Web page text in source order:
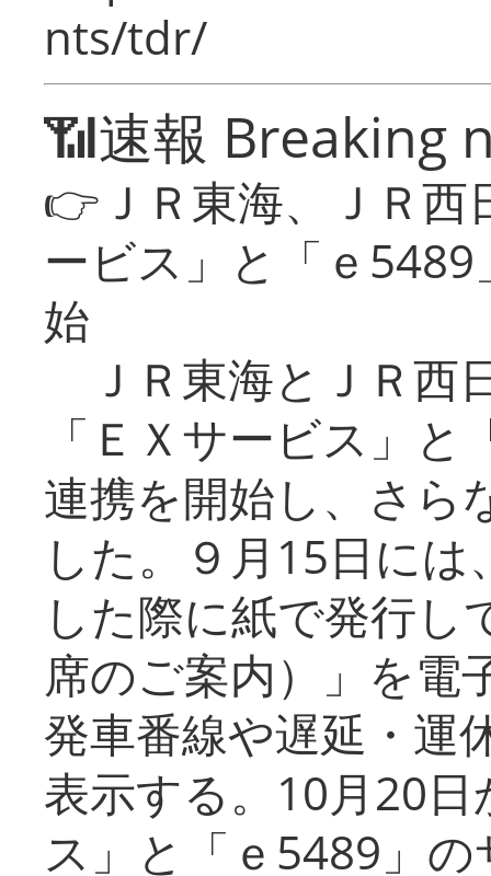
nts/tdr/
📶速報 Breaking
👉ＪＲ東海、ＪＲ
ービス」と「ｅ
始
ＪＲ東海とＪＲ西
「ＥＸサービス」
連携を開始し、さら
した。９月15日に
した際に紙で発行し
席のご案内）」を電
発車番線や遅延・運
表示する。10月20
ス」と「ｅ5489」